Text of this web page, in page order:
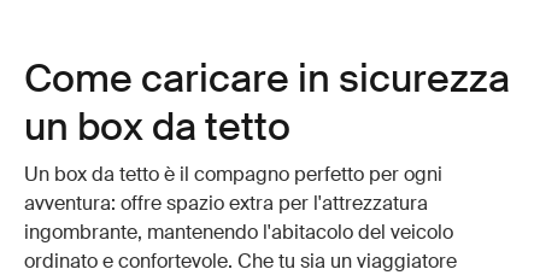
Come caricare in sicurezza
un box da tetto
Un box da tetto è il compagno perfetto per ogni
avventura: offre spazio extra per l'attrezzatura
ingombrante, mantenendo l'abitacolo del veicolo
ordinato e confortevole. Che tu sia un viaggiatore